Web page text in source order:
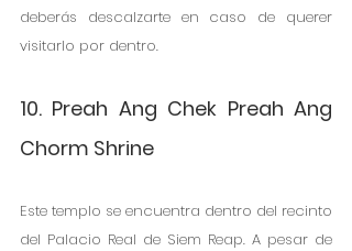
deberás descalzarte en caso de querer
visitarlo por dentro.
10. Preah Ang Chek Preah Ang
Chorm Shrine
Este templo se encuentra dentro del recinto
del Palacio Real de Siem Reap. A pesar de